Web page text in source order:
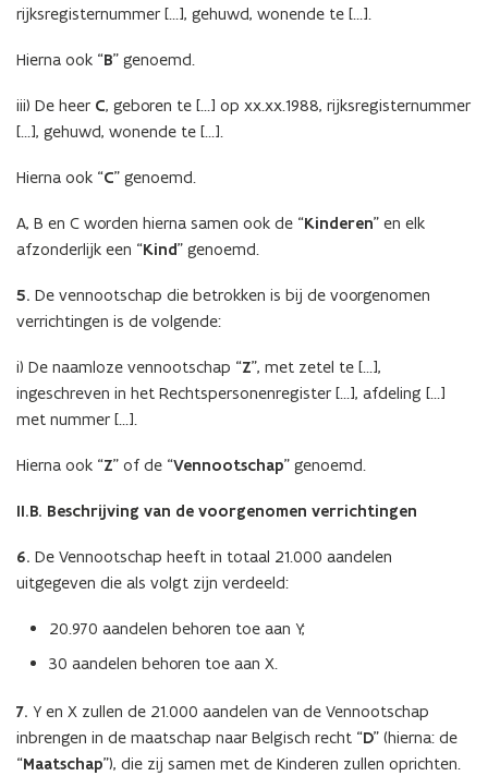
rijksregisternummer […], gehuwd, wonende te […].
Hierna ook “B” genoemd.
iii) De heer C, geboren te […] op xx.xx.1988, rijksregisternummer
[…], gehuwd, wonende te […].
Hierna ook “C” genoemd.
A, B en C worden hierna samen ook de “Kinderen” en elk
afzonderlijk een “Kind” genoemd.
5. De vennootschap die betrokken is bij de voorgenomen
verrichtingen is de volgende:
i) De naamloze vennootschap “Z”, met zetel te […],
ingeschreven in het Rechtspersonenregister […], afdeling […]
met nummer […].
Hierna ook “Z” of de “Vennootschap” genoemd.
II.B. Beschrijving van de voorgenomen verrichtingen
6. De Vennootschap heeft in totaal 21.000 aandelen
uitgegeven die als volgt zijn verdeeld:
20.970 aandelen behoren toe aan Y;
30 aandelen behoren toe aan X.
7. Y en X zullen de 21.000 aandelen van de Vennootschap
inbrengen in de maatschap naar Belgisch recht “D” (hierna: de
“Maatschap”), die zij samen met de Kinderen zullen oprichten.